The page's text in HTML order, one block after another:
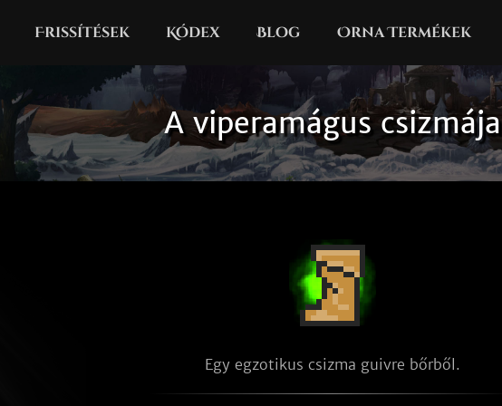
Frissítések Kódex Blog Orna Termékek
A viperamágus csizmája
Egy egzotikus csizma guivre bőrből.